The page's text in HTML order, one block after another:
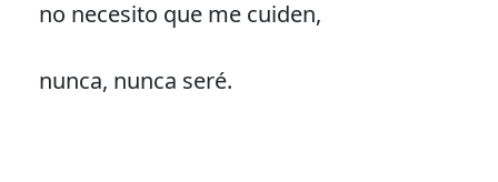
no necesito que me cuiden,
nunca, nunca seré.